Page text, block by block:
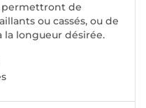
permettront de
ou cassés, ou de
la longueur désirée.